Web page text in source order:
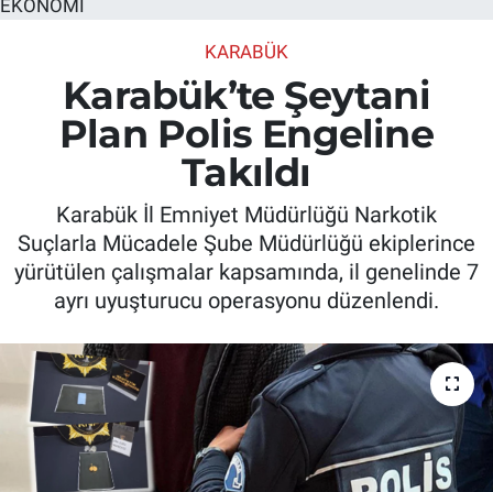
EKONOMİ
KARABÜK
Karabük’te Şeytani
Plan Polis Engeline
Takıldı
Karabük İl Emniyet Müdürlüğü Narkotik
Suçlarla Mücadele Şube Müdürlüğü ekiplerince
yürütülen çalışmalar kapsamında, il genelinde 7
ayrı uyuşturucu operasyonu düzenlendi.